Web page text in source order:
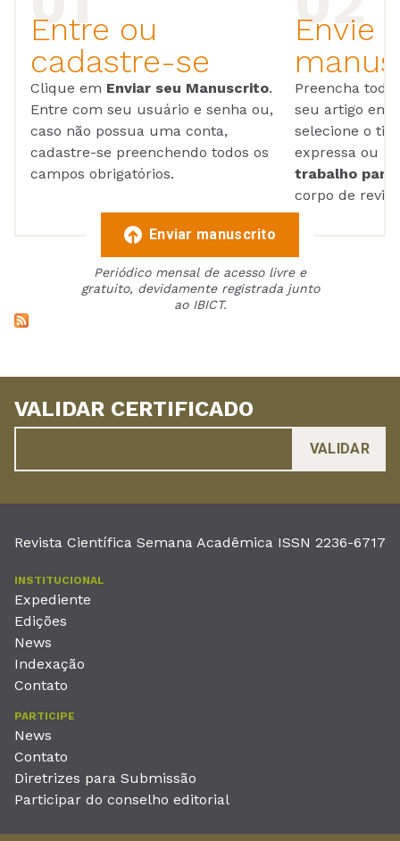
Entre ou
cadastre-se
Clique em Enviar seu Manuscrito.
Entre com seu usuário e senha ou,
caso não possua uma conta,
cadastre-se preenchendo todos os
campos obrigatórios.
Envie
Preencha
seu artigo em
selecione o
expressa ou
trabalho para
corpo de
Enviar manuscrito
Periódico mensal de acesso livre e
gratuito, devidamente registrada junto
ao IBICT.
VALIDAR CERTIFICADO
Revista Científica Semana Acadêmica ISSN 2236-6717
INSTITUCIONAL
Expediente
Edições
News
Indexação
Contato
PARTICIPE
News
Contato
Diretrizes para Submissão
Participar do conselho editorial